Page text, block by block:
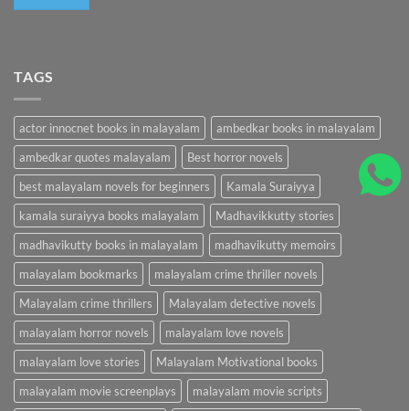
TAGS
actor innocnet books in malayalam
ambedkar books in malayalam
ambedkar quotes malayalam
Best horror novels
best malayalam novels for beginners
Kamala Suraiyya
kamala suraiyya books malayalam
Madhavikkutty stories
madhavikutty books in malayalam
madhavikutty memoirs
malayalam bookmarks
malayalam crime thriller novels
Malayalam crime thrillers
Malayalam detective novels
malayalam horror novels
malayalam love novels
malayalam love stories
Malayalam Motivational books
malayalam movie screenplays
malayalam movie scripts